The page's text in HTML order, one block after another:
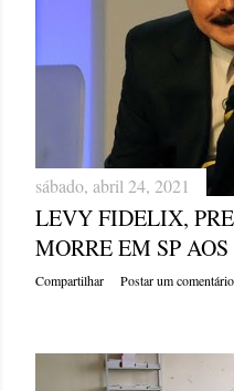
sábado, abril 24, 2021
LEVY FIDELIX,
MORRE EM SP
Compartilhar Postar um comentário